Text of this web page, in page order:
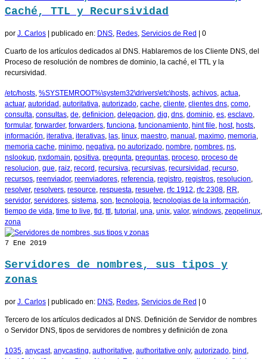
Caché, TTL y Recursividad
por J. Carlos publicado en: DNS, Redes, Servicios de Red 0
Cuarto de los artículos dedicados al DNS. Hablaremos de los Cliente DNS, del
Proceso de resolución de nombres de dominio, la caché, el TTL y la
recursividad.
/etc/hosts, %SYSTEMROOT%\system32\drivers\etc\hosts, achivos, actua,
actuar, autoridad , autoritativa, autorizado, cache, cliente, clientes dns, como,
consulta, consultas, de, definicion, delegacion, dig, dns, dominio, es, esclavo,
formular, forwarder, forwarders, funciona, funcionamiento, hint file, host, hosts,
información, iterativa, iterativas, las, linux, maestro, manual , maximo, memoria,
memoria cache, minimo, negativa, no autorizado, nombre, nombres, ns,
nslookup, nxdomain, positiva, pregunta, preguntas, proceso, proceso de
resolucion, que, raiz, record , recursiva, recursivas, recursividad , recurso,
recursos, reenviador, reenviadores, referencia, registro, registros, resolucion,
resolver, resolvers, resource, respuesta, resuelve, rfc 1912, rfc 2308, RR,
servidor, servidores, sistema, son, tecnologia, tecnologias de la información,
tiempo de vida, time to live, tld , ttl , tutorial , una, unix, valor, windows, zeppelinux,
zona
7 Ene 2019
Servidores de nombres, sus tipos y
zonas
por J. Carlos publicado en: DNS, Redes, Servicios de Red 0
Tercero de los artículos dedicados al DNS. Definición de Servidor de nombres
o Servidor DNS, tipos de servidores de nombres y definición de zona
1035, anycast, anycasting, authoritative, authoritative only, autorizado, bind ,